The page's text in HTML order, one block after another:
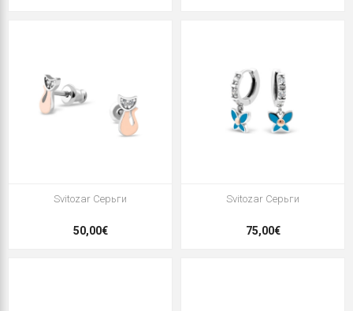
Svitozar Серьги
50,00€
Svitozar Серьги
75,00€